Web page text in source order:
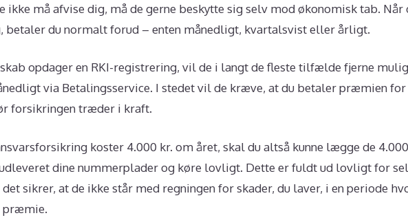
ikke må afvise dig, må de gerne beskytte sig selv mod økonomisk tab.
betaler du normalt forud – enten månedligt, kvartalsvist eller årligt.
opdager en RKI-registrering, vil de i langt de fleste tilfælde fjerne
via Betalingsservice. I stedet vil de kræve, at du betaler præmien
forsikringen træder i kraft.
koster 4.000 kr. om året, skal du altså kunne lægge de
dine nummerplader og køre lovligt. Dette er fuldt ud lovligt for
sikrer, at de ikke står med regningen for skader, du laver, i en periode
præmie.